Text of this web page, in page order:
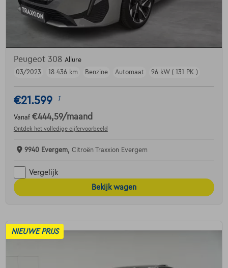
Peugeot 308 Allure
03/2023
18.436 km Benzine Automaat 96 kW ( 131 PK )
€21.599 1
Vanaf €444,59/maand
Ontdek het volledige cijfervoorbeeld
9940 Evergem, Citroën Traxxion Evergem
Vergelijk
Bekijk wagen
NIEUWE PRIJS